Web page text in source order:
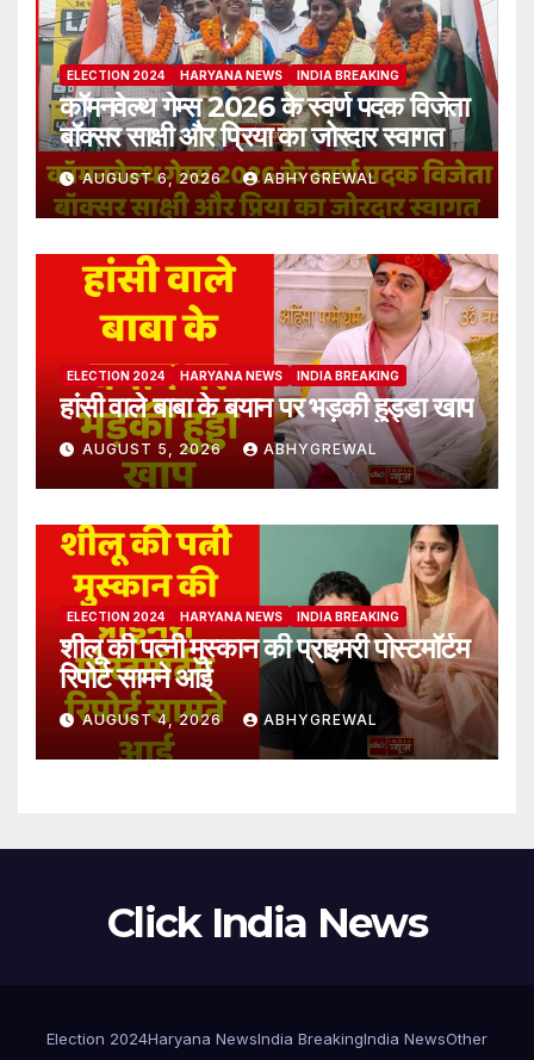
ELECTION 2024 HARYANA NEWS INDIA BREAKING
कॉमनवेल्थ गेम्स 2026 के स्वर्ण पदक विजेता
बॉक्सर साक्षी और प्रिया का जोरदार स्वागत
AUGUST 6, 2026 ABHYGREWAL
ELECTION 2024 HARYANA NEWS INDIA BREAKING
हांसी वाले बाबा के बयान पर भड़की हुड्डा खाप
AUGUST 5, 2026 ABHYGREWAL
ELECTION 2024 HARYANA NEWS INDIA BREAKING
शीलू की पत्नी मुस्कान की प्राइमरी पोस्टमॉर्टम
रिपोर्ट सामने आई
AUGUST 4, 2026 ABHYGREWAL
Click India News
Election 2024Haryana NewsIndia BreakingIndia NewsOther